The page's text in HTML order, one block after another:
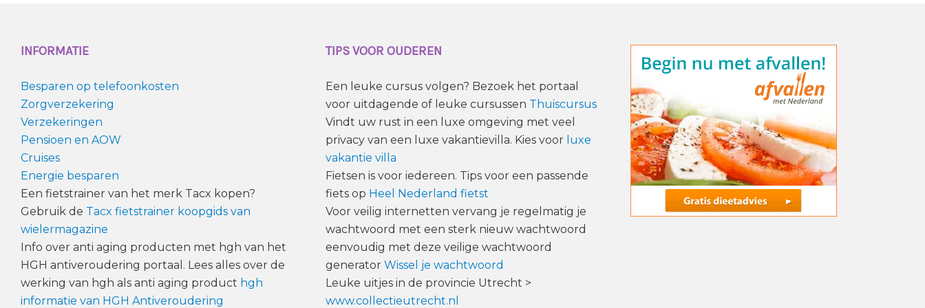
INFORMATIE
Besparen op telefoonkosten
Zorgverzekering
Verzekeringen
Pensioen en AOW
Cruises
Energie besparen
Een fietstrainer van het merk Tacx kopen?
Gebruik de Tacx fietstrainer koopgids van
wielermagazine
Info over anti aging producten met hgh van het
HGH antiveroudering portaal. Lees alles over de
werking van hgh als anti aging product hgh
informatie van HGH Antiveroudering
TIPS VOOR OUDEREN
Een leuke cursus volgen? Bezoek het portaal
voor uitdagende of leuke cursussen Thuiscursus
Vindt uw rust in een luxe omgeving met veel
privacy van een luxe vakantievilla. Kies voor luxe
vakantie villa
Fietsen is voor iedereen. Tips voor een passende
fiets op Heel Nederland fietst
Voor veilig internetten vervang je regelmatig je
wachtwoord met een sterk nieuw wachtwoord
eenvoudig met deze veilige wachtwoord
generator Wissel je wachtwoord
Leuke uitjes in de provincie Utrecht >
www.collectieutrecht.nl